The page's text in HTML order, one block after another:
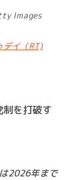
Images
デイ（RT)
制を打破す
2026年まで